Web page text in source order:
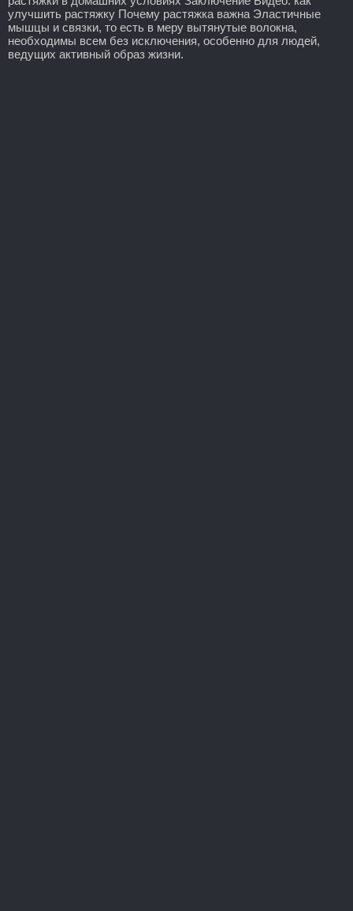
улучшить растяжку Почему растяжка важна Эластичные
мышцы и связки, то есть в меру вытянутые волокна,
необходимы всем без исключения, особенно для людей,
ведущих активный образ жизни.